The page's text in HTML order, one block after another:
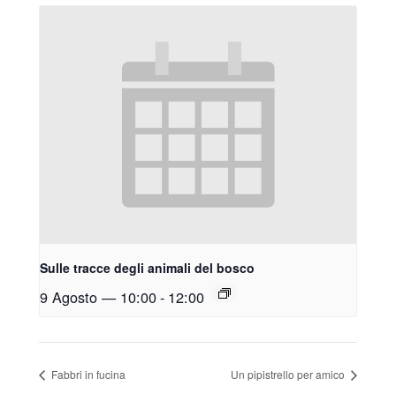
Sulle tracce degli animali del bosco
9 Agosto — 10:00- 12:00
Fabbri in fucina Un pipistrello per amico